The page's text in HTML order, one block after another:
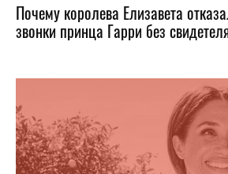
Почему королева Елизавета
звонки принца Гарри без